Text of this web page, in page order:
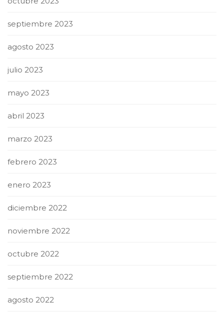
septiembre 2023
agosto 2023
julio 2023
mayo 2023
abril 2023
marzo 2023
febrero 2023
enero 2023
diciembre 2022
noviembre 2022
octubre 2022
septiembre 2022
agosto 2022